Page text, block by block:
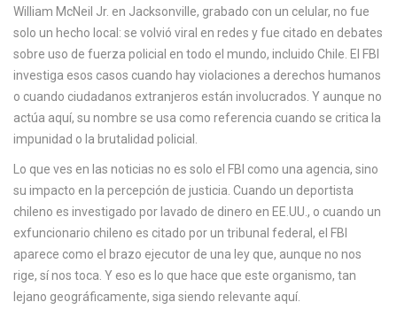
William McNeil Jr. en Jacksonville, grabado con un celular, no fue
solo un hecho local: se volvió viral en redes y fue citado en debates
sobre uso de fuerza policial en todo el mundo, incluido Chile. El FBI
investiga esos casos cuando hay violaciones a derechos humanos
o cuando ciudadanos extranjeros están involucrados. Y aunque no
actúa aquí, su nombre se usa como referencia cuando se critica la
impunidad o la brutalidad policial.
Lo que ves en las noticias no es solo el FBI como una agencia, sino
su impacto en la percepción de justicia. Cuando un deportista
chileno es investigado por lavado de dinero en EE.UU., o cuando un
exfuncionario chileno es citado por un tribunal federal, el FBI
aparece como el brazo ejecutor de una ley que, aunque no nos
rige, sí nos toca. Y eso es lo que hace que este organismo, tan
lejano geográficamente, siga siendo relevante aquí.